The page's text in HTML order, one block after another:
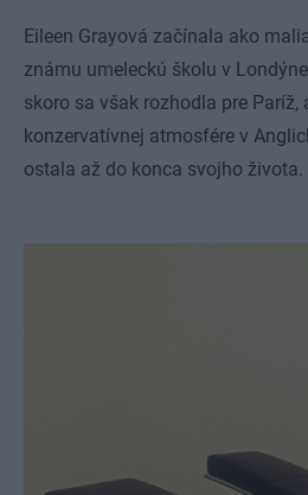
Eileen Grayová začínala ako
známu umeleckú školu v
skoro sa však rozhodla pre
konzervatívnej atmosfére v
ostala až do konca svojho života.